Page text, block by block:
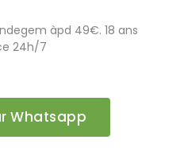
àpd 49€. 18 ans
24h/7
Whatsapp